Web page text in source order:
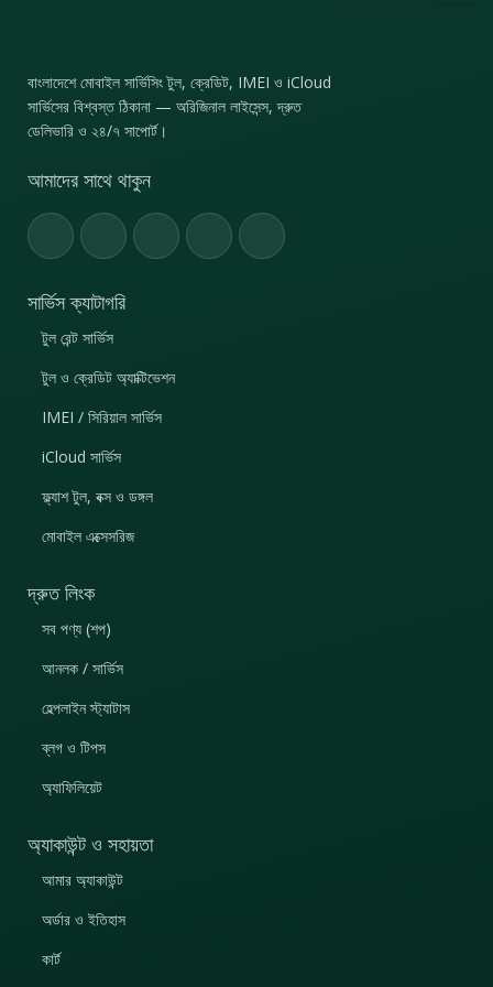
বাংলাদেশে মোবাইল সার্ভিসিং টুল, ক্রেডিট, IMEI ও iCloud
সার্ভিসের বিশ্বস্ত ঠিকানা — অরিজিনাল লাইসেন্স, দ্রুত
ডেলিভারি ও ২৪/৭ সাপোর্ট।
আমাদের সাথে থাকুন
সার্ভিস ক্যাটাগরি
টুল রেন্ট সার্ভিস
টুল ও ক্রেডিট অ্যাক্টিভেশন
IMEI / সিরিয়াল সার্ভিস
iCloud সার্ভিস
ফ্ল্যাশ টুল, বক্স ও ডঙ্গল
মোবাইল এক্সেসরিজ
দ্রুত লিংক
সব পণ্য (শপ)
আনলক / সার্ভিস
হেল্পলাইন স্ট্যাটাস
ব্লগ ও টিপস
অ্যাফিলিয়েট
অ্যাকাউন্ট ও সহায়তা
আমার অ্যাকাউন্ট
অর্ডার ও ইতিহাস
কার্ট